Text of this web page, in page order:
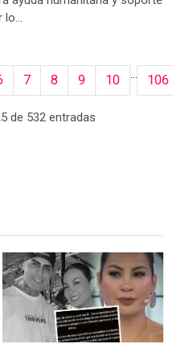
7 8 9 10 ... 106
de 532 entradas